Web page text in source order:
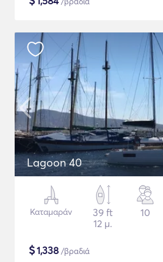
Lagoon 40
Καταμαράν
39 ft
12 μ.
10
$1,338 /βραδιά